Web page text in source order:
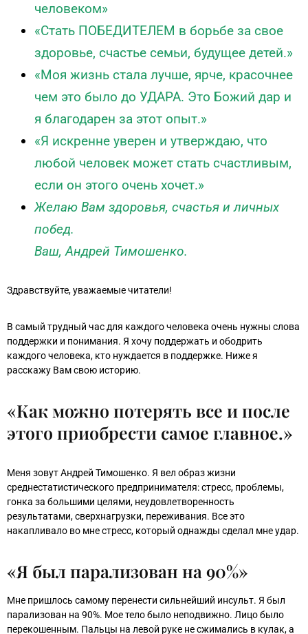
человеком»
«Стать ПОБЕДИТЕЛЕМ в борьбе за свое
здоровье, счастье семьи, будущее детей.»
«Моя жизнь стала лучше, ярче, красочнее
чем это было до УДАРА. Это Божий дар и
я благодарен за этот опыт.»
«Я искренне уверен и утверждаю, что
любой человек может стать счастливым,
если он этого очень хочет.»
Желаю Вам здоровья, счастья и личных
побед.
Ваш, Андрей Тимошенко.
Здравствуйте, уважаемые читатели!
В самый трудный час для каждого человека очень нужны слова
поддержки и понимания. Я хочу поддержать и ободрить
каждого человека, кто нуждается в поддержке. Ниже я
расскажу Вам свою историю.
«Как можно потерять все и после
этого приобрести самое главное.»
Меня зовут Андрей Тимошенко. Я вел образ жизни
среднестатистического предпринимателя: стресс, проблемы,
гонка за большими целями, неудовлетворенность
результатами, сверхнагрузки, переживания. Все это
накапливало во мне стресс, который однажды сделал мне удар.
«Я был парализован на 90%»
Мне пришлось самому перенести сильнейший инсульт. Я был
парализован на 90%. Мое тело было неподвижно. Лицо было
перекошенным. Пальцы на левой руке не сжимались в кулак, а